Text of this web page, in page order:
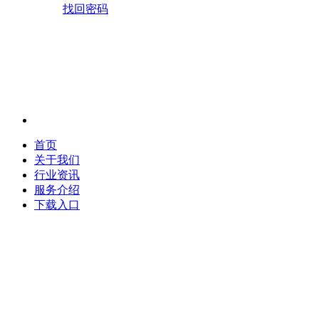
找回密码
首页
关于我们
行业资讯
服务介绍
下载入口